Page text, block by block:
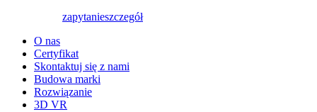
zapytanieszczegół
O nas
Certyfikat
Skontaktuj się z nami
Budowa marki
Rozwiązanie
3D VR